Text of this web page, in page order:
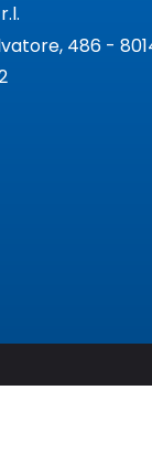
486 -